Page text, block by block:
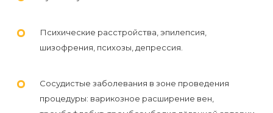
Психические расстройства, эпилепсия,
шизофрения, психозы, депрессия.
Сосудистые заболевания в зоне проведения
процедуры: варикозное расширение вен,